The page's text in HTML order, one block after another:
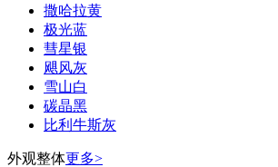
撒哈拉黄
极光蓝
彗星银
飓风灰
雪山白
碳晶黑
比利牛斯灰
外观整体更多>